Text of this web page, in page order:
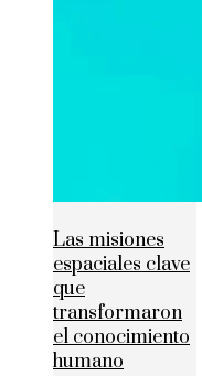
Las misiones
espaciales clave
que
transformaron
el conocimiento
humano